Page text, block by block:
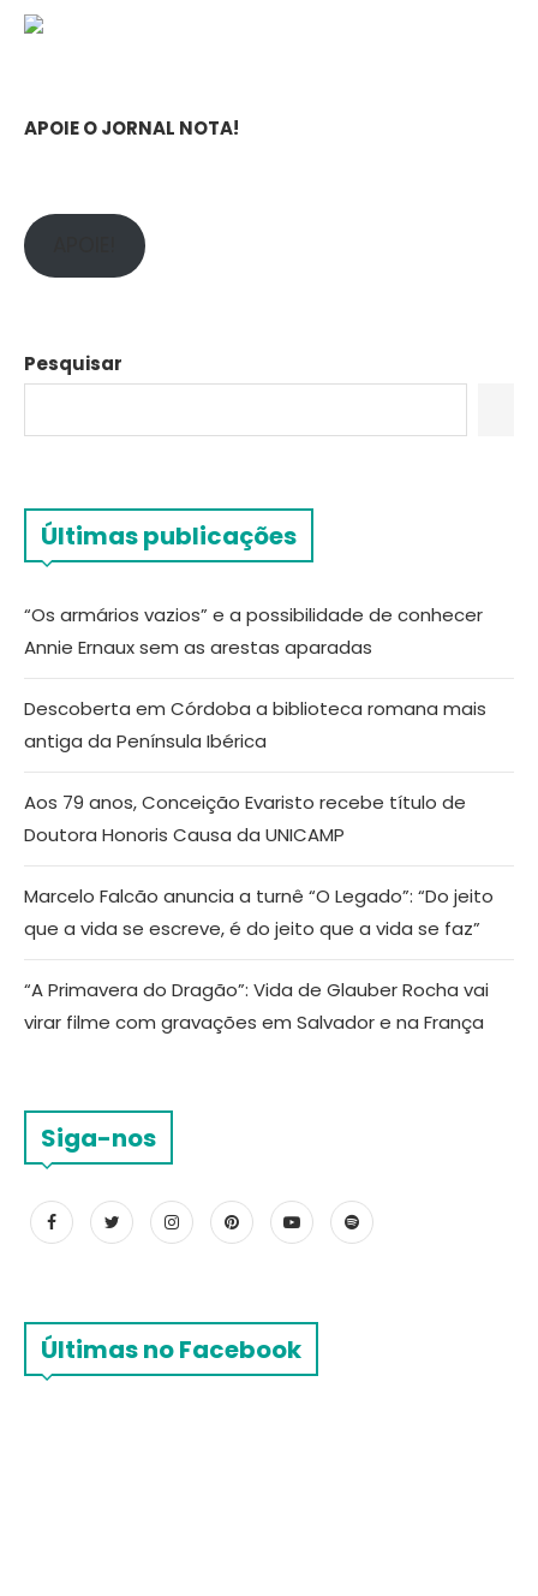
APOIE O JORNAL NOTA!
Pesquisar
Últimas publicações
“Os armários vazios” e a possibilidade de conhecer
Annie Ernaux sem as arestas aparadas
Descoberta em Córdoba a biblioteca romana mais
antiga da Península Ibérica
Aos 79 anos, Conceição Evaristo recebe título de
Doutora Honoris Causa da UNICAMP
Marcelo Falcão anuncia a turnê “O Legado”: “Do jeito
que a vida se escreve, é do jeito que a vida se faz”
“A Primavera do Dragão”: Vida de Glauber Rocha vai
virar filme com gravações em Salvador e na França
Siga-nos
Últimas no Facebook